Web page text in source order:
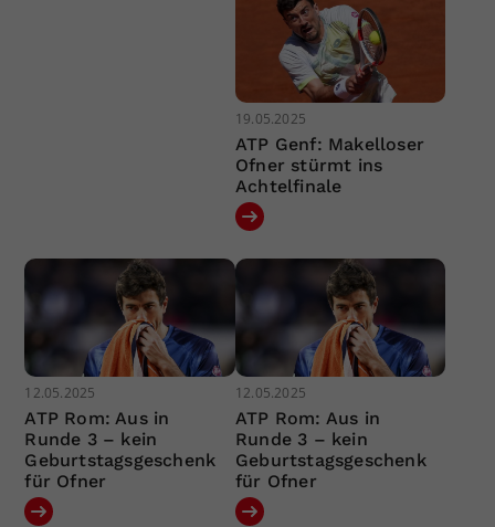
19.05.2025
ATP Genf: Makelloser
Ofner stürmt ins
Achtelfinale
12.05.2025
ATP Rom: Aus in
Runde 3 – kein
Geburtstagsgeschenk
für Ofner
12.05.2025
ATP Rom: Aus in
Runde 3 – kein
Geburtstagsgeschenk
für Ofner